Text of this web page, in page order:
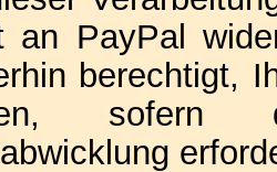
an PayPal
berechtigt,
sofern